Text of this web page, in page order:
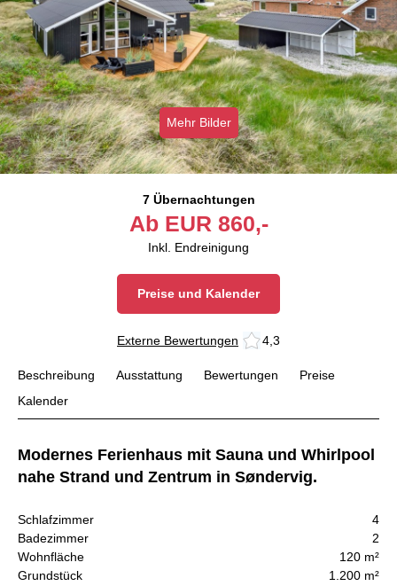
Mehr Bilder
7 Übernachtungen
Ab EUR 860,-
Inkl. Endreinigung
Preise und Kalender
Externe Bewertungen 4,3
Beschreibung Ausstattung Bewertungen
Preise
Kalender
Modernes Ferienhaus mit Sauna und Whirlpool
nahe Strand und Zentrum in Søndervig.
Schlafzimmer
4
Badezimmer
2
Wohnfläche
120 m²
Grundstück
1.200 m²